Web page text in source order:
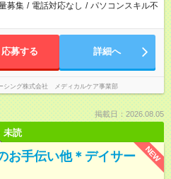
募集 / 電話対応なし / パソコンスキル不
応募する 詳細へ
シング株式会社 メディカルケア事業部
掲載日：2026.08.05
未読
NEW
お手伝い他＊デイサー